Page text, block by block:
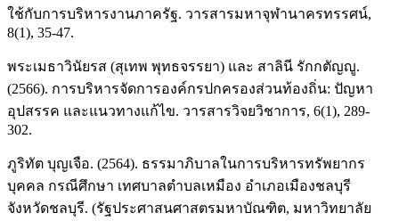
ใช้กับการบริหารงานภาครัฐ. วารสารมหาจุฬานาครทรรศน์,
8(1), 35-47.
พระเมธาวินัยรส (สุเทพ พุทธจรรยา) และ สาลินี รักกตัญญู.
(2566). การบริหารจัดการองค์กรปกครองส่วนท้องถิ่น: ปัญหา
อุปสรรค และแนวทางแก้ไข. วารสารวิจยวิชาการ, 6(1), 289-
302.
ภูริทัต บุญเจือ. (2564). ธรรมาภิบาลในการบริหารทรัพยากร
บุคคล กรณีศึกษา เทศบาลตำบลเหมือง อำเภอเมืองชลบุรี
จังหวัดชลบุรี. (รัฐประศาสนศาสตรมหาบัณฑิต, มหาวิทยาลัย